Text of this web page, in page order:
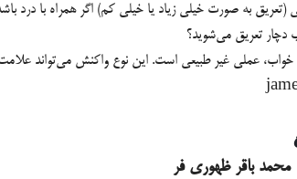
(تعریق به صورت خیلی زیاد یا خیلی کم) اگر همراه با درد
دچار تعریق می‌شوید؟
خواب، عملی غیر طبیعی است. این نوع واکنش می‌تواند
محمد باقر ظهوری فر